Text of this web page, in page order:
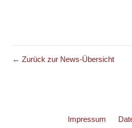
← Zurück zur News-Übersicht
Impressum